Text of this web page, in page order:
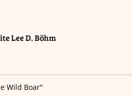
Lee D. Böhm
Wild Boar"